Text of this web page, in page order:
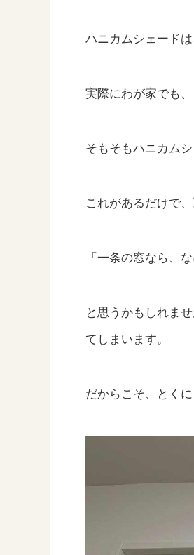
ハニカムシェードは
実際にわが家でも
そもそもハニカム
これがあるだけで
「一条の窓なら、
と思うかもしれま
てしまいます。
だからこそ、とくに